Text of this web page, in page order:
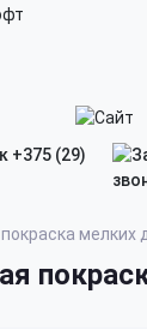
+375 (29)
мелких